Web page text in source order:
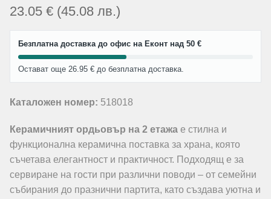
23.05 € (45.08 лв.)
Безплатна доставка до офис на Еконт над 50 €
Остават още 26.95 € до безплатна доставка.
Каталожен номер: 518018
Керамичният ордьовър на 2 етажа е стилна и
функционална керамична поставка за храна, която
съчетава елегантност и практичност. Подходящ е за
сервиране на гости при различни поводи – от семейни
събирания до празнични партита, като създава уютна и